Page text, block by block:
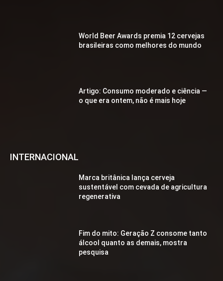
World Beer Awards premia 12 cervejas
brasileiras como melhores do mundo
Artigo: Consumo moderado e ciência —
o que era ontem, não é mais hoje
INTERNACIONAL
Marca britânica lança cerveja
sustentável com cevada de agricultura
regenerativa
Fim do mito: Geração Z consome tanto
álcool quanto as demais, mostra
pesquisa